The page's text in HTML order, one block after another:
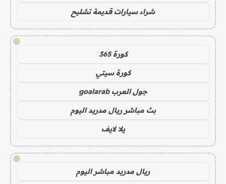
شراء سيارات قديمة تشليح
!
كورة 365
كورة سيتي
جول العرب goalarab
بث مباشر ريال مدريد اليوم
يلا لايف
!
ريال مدريد مباشر اليوم